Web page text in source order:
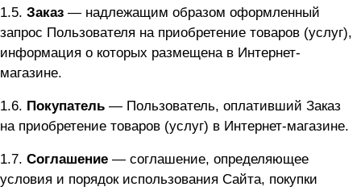
1.5. Заказ — надлежащим образом оформленный
запрос Пользователя на приобретение товаров (услуг),
информация о которых размещена в Интернет-
магазине.
1.6. Покупатель — Пользователь, оплативший Заказ
на приобретение товаров (услуг) в Интернет-магазине.
1.7. Соглашение — соглашение, определяющее
условия и порядок использования Сайта, покупки